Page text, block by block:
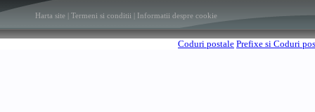
Harta site Termeni si conditii Informatii despre cookie
Coduri postale Prefixe si Coduri